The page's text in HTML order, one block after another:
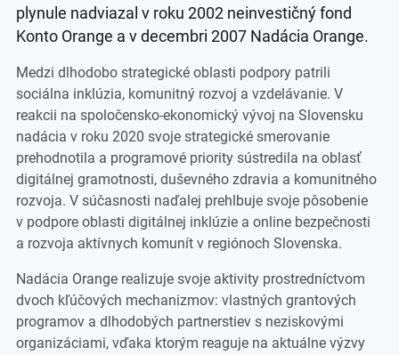
plynule nadviazal v roku 2002 neinvestičný fond
Konto Orange a v decembri 2007 Nadácia Orange.
Medzi dlhodobo strategické oblasti podpory patrili
sociálna inklúzia, komunitný rozvoj a vzdelávanie. V
reakcii na spoločensko-ekonomický vývoj na Slovensku
nadácia v roku 2020 svoje strategické smerovanie
prehodnotila a programové priority sústredila na oblasť
digitálnej gramotnosti, duševného zdravia a komunitného
rozvoja. V súčasnosti naďalej prehlbuje svoje pôsobenie
v podpore oblasti digitálnej inklúzie a online bezpečnosti
a rozvoja aktívnych komunít v regiónoch Slovenska.
Nadácia Orange realizuje svoje aktivity prostredníctvom
dvoch kľúčových mechanizmov: vlastných grantových
programov a dlhodobých partnerstiev s neziskovými
organizáciami, vďaka ktorým reaguje na aktuálne výzvy